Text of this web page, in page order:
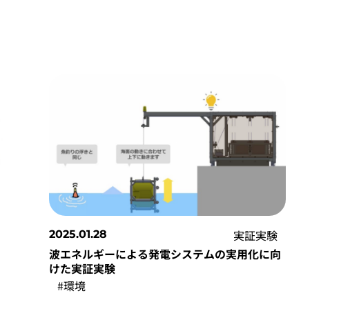
2025.01.28
実証実験
波エネルギーによる発電システムの実用化に向
けた実証実験
#環境